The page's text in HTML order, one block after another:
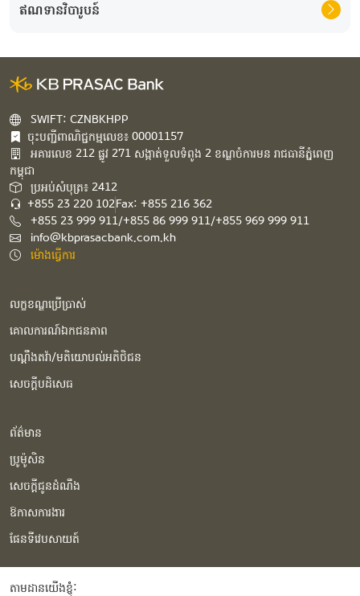
ឥណទានវិបារូបន៍
SWIFT: CZNBKHPP
ចុះបញ្ជីពាណិជ្ជកម្មលេខ៖ 00001157
អគារ​លេខ​ 212 ផ្លូវ 271 សង្កាត់ទួលទំពូង 2 ខណ្ឌចំការមន រាជធានីភ្នំពេញ
កម្ពុជា​
ប្រអប់សំបុត្រ៖ 2412
+855 23 220 102Fax: +855 216 362
+855 23 999 911/+855 86 999 911/+855 969 999 911
info@kbprasacbank.com.kh
ម៉ោងធ្វើការ
លក្ខខណ្ឌប្រើប្រាស់
គោលការណ៍ឯកជនភាព
បណ្ដឹងតវ៉ា/មតិយោបល់អតិថិជន
សេចក្ដីបដិសេធ
ព័ត៌មាន
ប្រូម៉ូសិន
សេចក្ដីជូនដំណឹង
ឱកាសការងារ
ផែនទីវេបសាយត៍
តាមដានយើងខ្ញុំំ: